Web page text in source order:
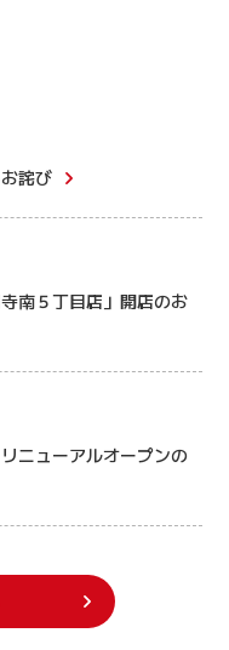
詫び
南５丁目店」開店のお
ニューアルオープンの